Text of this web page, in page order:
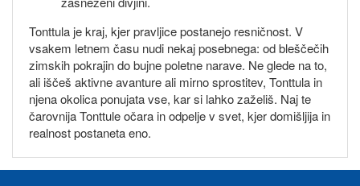
Tonttula je kraj, kjer pravljice postanejo resničnost. V
vsakem letnem času nudi nekaj posebnega: od bleščečih
zimskih pokrajin do bujne poletne narave. Ne glede na to,
ali iščeš aktivne avanture ali mirno sprostitev, Tonttula in
njena okolica ponujata vse, kar si lahko zaželiš. Naj te
čarovnija Tonttule očara in odpelje v svet, kjer domišljija in
realnost postaneta eno.